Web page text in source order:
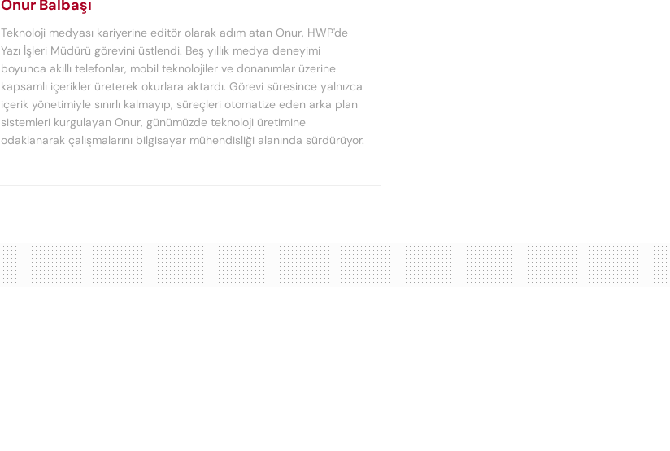
Onur Balbaşı
Teknoloji medyası kariyerine editör olarak adım atan Onur, HWP'de
Yazı İşleri Müdürü görevini üstlendi. Beş yıllık medya deneyimi
boyunca akıllı telefonlar, mobil teknolojiler ve donanımlar üzerine
kapsamlı içerikler üreterek okurlara aktardı. Görevi süresince yalnızca
içerik yönetimiyle sınırlı kalmayıp, süreçleri otomatize eden arka plan
sistemleri kurgulayan Onur, günümüzde teknoloji üretimine
odaklanarak çalışmalarını bilgisayar mühendisliği alanında sürdürüyor.